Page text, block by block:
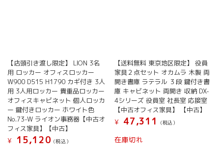
【店頭引き渡し限定】 LION 3名
用 ロッカー オフィスロッカー
W900 D515 H1790 カギ付き 3人
用 3人用ロッカー 貴重品ロッカー
オフィスキャビネット 個人ロッカ
ー 鍵付きロッカー ホワイト色
No.73-W ライオン事務器【中古オ
フィス家具】【中古】
¥
15,120 (税込）
【送料無料 東京地区限定】 役員
家具２点セット オカムラ 木製 両
開き書庫 ラテラル ３段 鍵付き書
庫 キャビネット 両開き 収納 DX-
4シリーズ 役員室 社長室 応接室
【中古オフィス家具】 【中古】
¥
47,311 (税込）
在庫切れ